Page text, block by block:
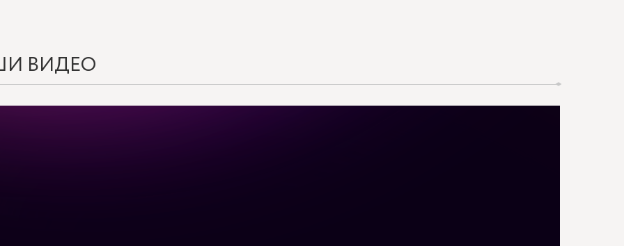
ВИДЕО